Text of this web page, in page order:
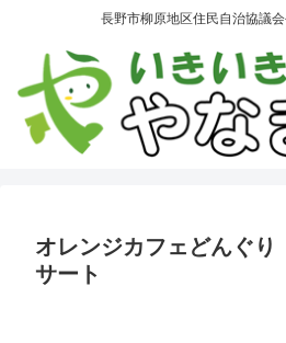
長野市柳原地区住民自治協議
オレンジカフェどんぐ
サート